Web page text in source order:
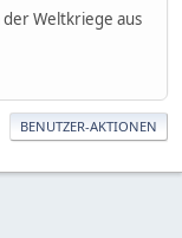
Weltkriege aus
BENUTZER-AKTIONEN